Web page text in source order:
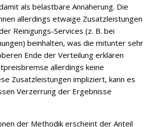
als belastbare Annäherung. Die
allerdings etwaige Zusatzleistungen
Reinigungs-Services (z. B. bei
beinhalten, was die mitunter sehr
Ende der Verteilung erklären
allerdings keine
Zusatzleistungen impliziert, kann es
Verzerrung der Ergebnisse
der Methodik erscheint der Anteil